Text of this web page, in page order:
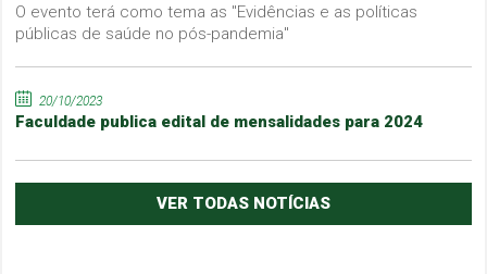
O evento terá como tema as "Evidências e as políticas
públicas de saúde no pós-pandemia"
20/10/2023
Faculdade publica edital de mensalidades para 2024
VER TODAS NOTÍCIAS